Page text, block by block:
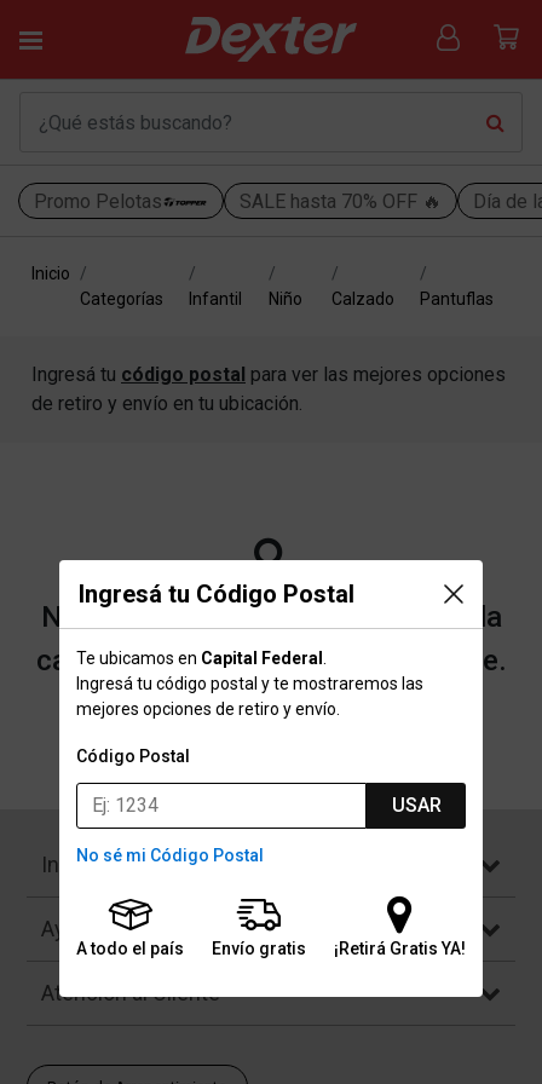
Promo Pelotas SALE hasta 70% OFF 🔥 Día de
Ingresá tu Código Postal
Te ubicamos en Capital Federal
Ingresá tu código postal y te mostraremos las
mejores opciones de retiro y envío.
Código Postal
USAR
No sé mi Código Postal
A todo el país Envío gratis ¡Retirá Gratis YA!
Inicio
Categorías
Infantil Niño Calzado Pantuflas
Ingresá tu código postal para ver las mejores opciones
de retiro y envío en tu ubicación.
No encontramos resultados para la
categoría "Pantuflas" que buscaste.
Volver a la página de inicio
Institucional
Ayuda
Atención al Cliente